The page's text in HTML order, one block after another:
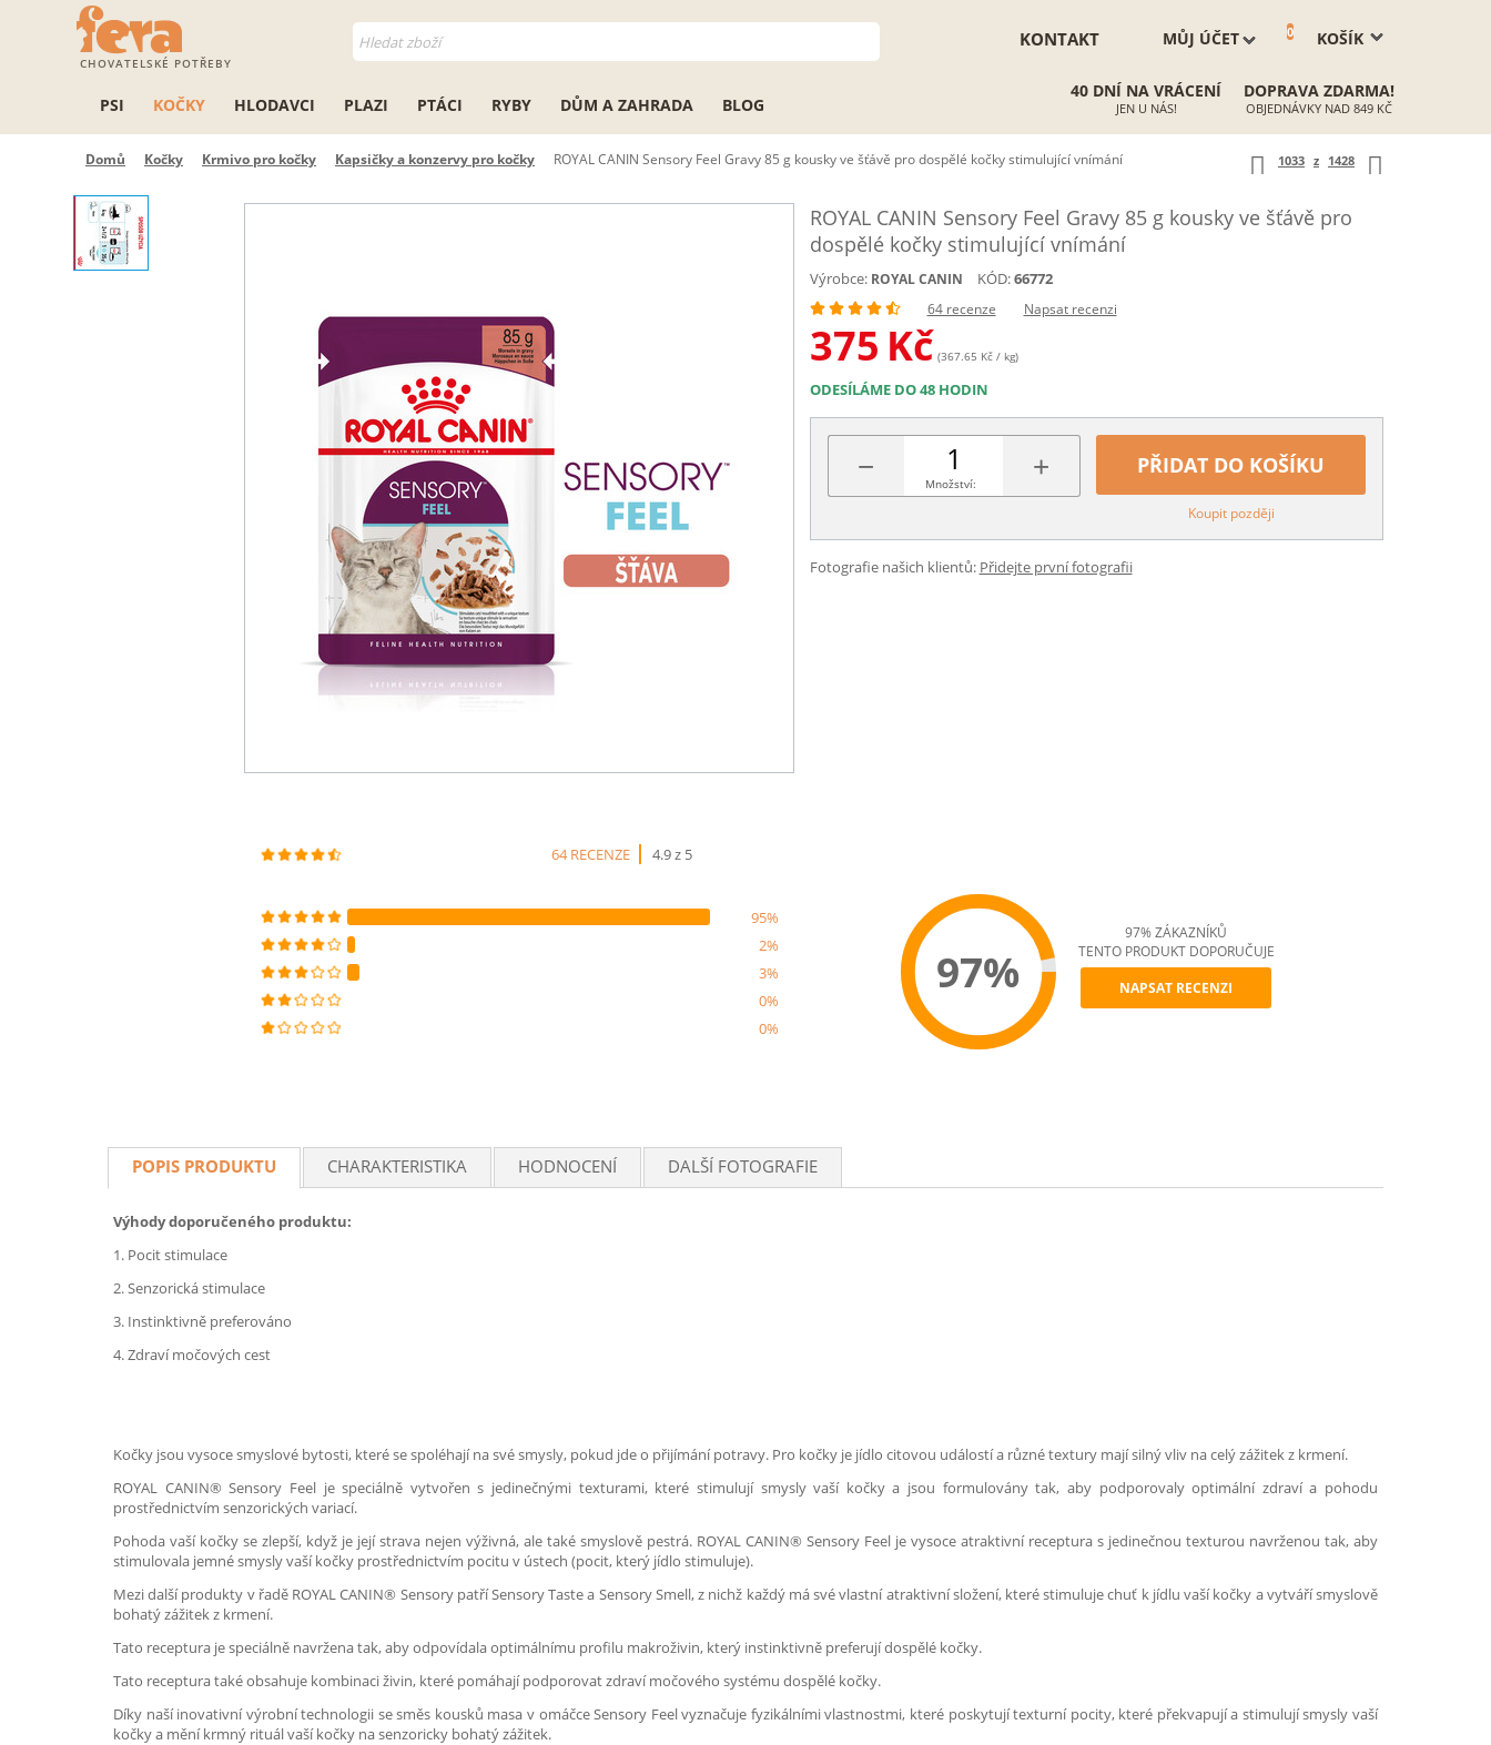
CHOVATELSKÉ POTŘEBY
KOŠÍK
0
MŮJ ÚČET
KONTAKT
PSI KOČKY HLODAVCI PLAZI PTÁCI RYBY DŮM A ZAHRADA BLOG
40 DNÍ NA VRÁCENÍ
JEN U NÁS!
DOPRAVA ZDARMA!
OBJEDNÁVKY NAD 849 KČ
Domů Kočky Krmivo pro kočky Kapsičky a konzervy pro kočky ROYAL CANIN Sensory Feel Gravy 85 g kousky ve šťávě pro dospělé kočky stimulující vnímání 1033 z 1428
ROYAL CANIN Sensory Feel Gravy 85 g kousky ve šťávě pro
dospělé kočky stimulující vnímání
Výrobce: ROYAL CANIN KÓD:66772
64 recenze Napsat recenzi
375 Kč (367.65 Kč / kg)
ODESÍLÁME DO 48 HODIN
− +
Množství:
PŘIDAT DO KOŠÍKU
Koupit později
Fotografie našich klientů: Přidejte první fotografii
64 RECENZE 4.9 z 5
95%
2%
3%
0%
0%
97%
97% ZÁKAZNÍKŮ
TENTO PRODUKT DOPORUČUJE
NAPSAT RECENZI
POPIS PRODUKTU CHARAKTERISTIKA HODNOCENÍ DALŠÍ FOTOGRAFIE
Výhody doporučeného produktu:
1. Pocit stimulace
2. Senzorická stimulace
3. Instinktivně preferováno
4. Zdraví močových cest
Kočky jsou vysoce smyslové bytosti, které se spoléhají na své smysly, pokud jde o přijímání potravy. Pro kočky je jídlo citovou událostí a různé textury mají silný vliv na celý zážitek z krmení.
ROYAL CANIN® Sensory Feel je speciálně vytvořen s jedinečnými texturami, které stimulují smysly vaší kočky a jsou formulovány tak, aby podporovaly optimální zdraví a pohodu
prostřednictvím senzorických variací.
Pohoda vaší kočky se zlepší, když je její strava nejen výživná, ale také smyslově pestrá. ROYAL CANIN® Sensory Feel je vysoce atraktivní receptura s jedinečnou texturou navrženou tak, aby
stimulovala jemné smysly vaší kočky prostřednictvím pocitu v ústech (pocit, který jídlo stimuluje).
Mezi další produkty v řadě ROYAL CANIN® Sensory patří Sensory Taste a Sensory Smell, z nichž každý má své vlastní atraktivní složení, které stimuluje chuť k jídlu vaší kočky a vytváří smyslově
bohatý zážitek z krmení.
Tato receptura je speciálně navržena tak, aby odpovídala optimálnímu profilu makroživin, který instinktivně preferují dospělé kočky.
Tato receptura také obsahuje kombinaci živin, které pomáhají podporovat zdraví močového systému dospělé kočky.
Díky naší inovativní výrobní technologii se směs kousků masa v omáčce Sensory Feel vyznačuje fyzikálními vlastnostmi, které poskytují texturní pocity, které překvapují a stimulují smysly vaší
kočky a mění krmný rituál vaší kočky na senzoricky bohatý zážitek.